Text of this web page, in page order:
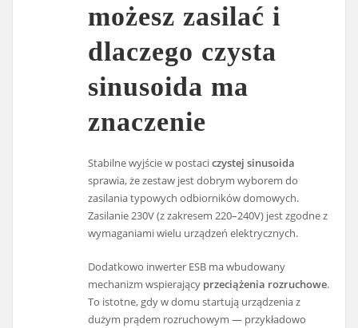
możesz zasilać i
dlaczego czysta
sinusoida ma
znaczenie
Stabilne wyjście w postaciczystej sinusoida
sprawia, że zestaw jest dobrym wyborem do
zasilania typowych odbiorników domowych.
Zasilanie 230V (z zakresem 220–240V) jest zgodne z
wymaganiami wielu urządzeń elektrycznych.
Dodatkowo inwerter ESB ma wbudowany
mechanizm wspierający przeciążenia rozruchowe.
To istotne, gdy w domu startują urządzenia z
dużym prądem rozruchowym — przykładowo